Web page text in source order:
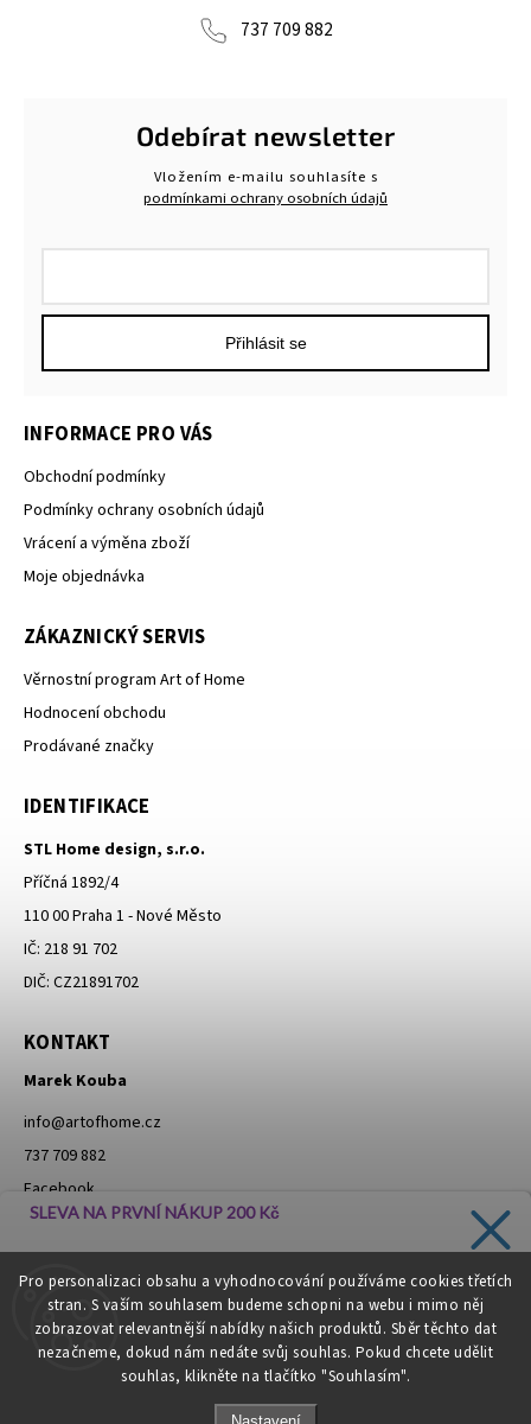
Pro personalizaci obsahu a vyhodnocování používáme cookies třetích
stran. S vaším souhlasem budeme schopni na webu i mimo něj
zobrazovat relevantnější nabídky našich produktů. Sběr těchto dat
nezačneme, dokud nám nedáte svůj souhlas. Pokud chcete udělit
souhlas, klikněte na tlačítko "Souhlasím".
737 709 882
Odebírat newsletter
Vložením e-mailu souhlasíte s
podmínkami ochrany osobních údajů
Přihlásit se
INFORMACE PRO VÁS
Obchodní podmínky
Podmínky ochrany osobních údajů
Vrácení a výměna zboží
Moje objednávka
ZÁKAZNICKÝ SERVIS
Věrnostní program Art of Home
Hodnocení obchodu
Prodávané značky
IDENTIFIKACE
STL Home design, s.r.o.
Příčná 1892/4
110 00 Praha 1 - Nové Město
IČ: 218 91 702
DIČ: CZ21891702
KONTAKT
Marek Kouba
info@artofhome.cz
737 709 882
Facebook
Instagram
Moje objednávka - odstoupení od smlouvy
SLEVA NA PRVNÍ NÁKUP 200 Kč
slevách přímo do vaší schránky!